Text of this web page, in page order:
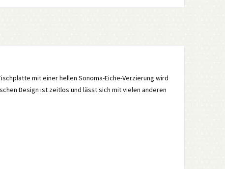
mit einer hellen Sonoma-Eiche-Verzierung wird
Design ist zeitlos und lässt sich mit vielen anderen